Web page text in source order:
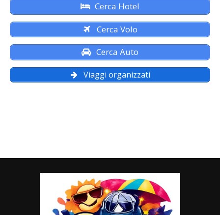
Cerca Hotel
Cerca Volo
Cerca Auto
Viaggi organizzati